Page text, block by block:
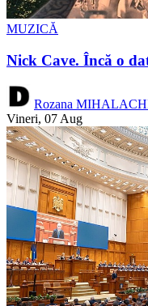
MUZICĂ
Nick Cave. Încă o
Rozana
Vineri, 07 Aug